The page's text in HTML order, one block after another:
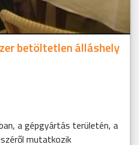
betöltetlen álláshely
a gépgyártás területén, a
mutatkozik